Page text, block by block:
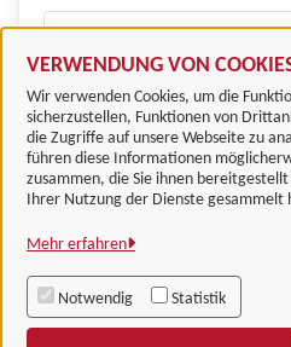
VERWENDUNG VON
Wir verwenden Cookies, um die
sicherzustellen, Funktionen von
die Zugriffe auf unsere Webseite zu
führen diese Informationen
zusammen, die Sie ihnen
Ihrer Nutzung der Dienste gesammelt
Mehr erfahren
Notwendig Statistik
Landkreis Göttingen
Alle Rechte vorbehalten